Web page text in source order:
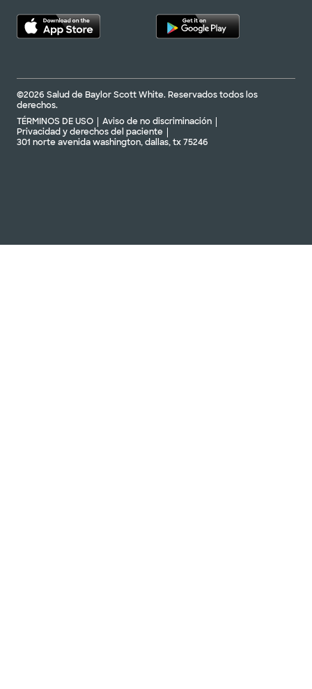
©2026 Salud de Baylor Scott White. Reservados todos los
derechos.
TÉRMINOS DE USO
Aviso de no discriminación
Privacidad y derechos del paciente
301 norte avenida washington, dallas, tx 75246